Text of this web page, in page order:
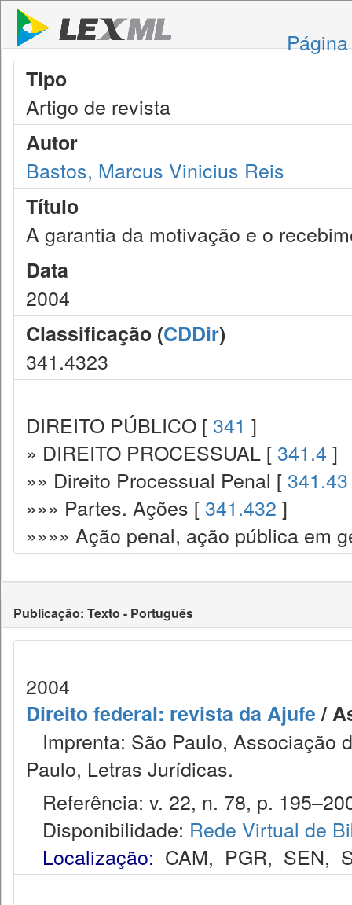
Tipo
Artigo de revista
Autor
Bastos, Marcus Vinicius Reis
Título
A garantia da motivação e o
Data
2004
Classificação (CDDir)
341.4323
DIREITO PÚBLICO [ 341 ]
» DIREITO PROCESSUAL [ 341.4 ]
»» Direito Processual Penal [ 341.43
»»» Partes. Ações [ 341.432 ]
»»»» Ação penal, ação pública em
Publicação: Texto - Português
2004
Direito federal: revista da Ajufe/
Imprenta: São Paulo, Associação
Paulo, Letras Jurídicas.
Referência: v. 22, n. 78, p.
Disponibilidade: Rede Virtual de
Localização: CAM, PGR, SEN,